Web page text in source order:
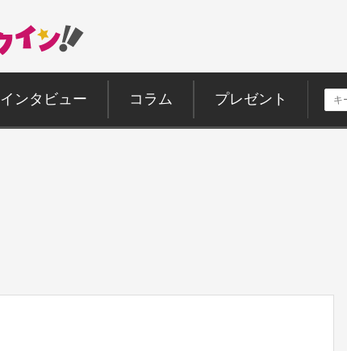
インタビュー コラム プレゼント